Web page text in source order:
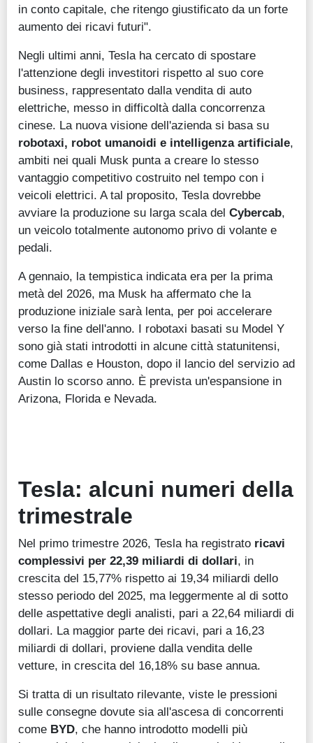
in conto capitale, che ritengo giustificato da un forte
aumento dei ricavi futuri".
Negli ultimi anni, Tesla ha cercato di spostare
l'attenzione degli investitori rispetto al suo core
business, rappresentato dalla vendita di auto
elettriche, messo in difficoltà dalla concorrenza
cinese. La nuova visione dell'azienda si basa su
robotaxi, robot umanoidi e intelligenza artificiale,
ambiti nei quali Musk punta a creare lo stesso
vantaggio competitivo costruito nel tempo con i
veicoli elettrici. A tal proposito, Tesla dovrebbe
avviare la produzione su larga scala del Cybercab,
un veicolo totalmente autonomo privo di volante e
pedali.
A gennaio, la tempistica indicata era per la prima
metà del 2026, ma Musk ha affermato che la
produzione iniziale sarà lenta, per poi accelerare
verso la fine dell'anno. I robotaxi basati su Model Y
sono già stati introdotti in alcune città statunitensi,
come Dallas e Houston, dopo il lancio del servizio ad
Austin lo scorso anno. È prevista un'espansione in
Arizona, Florida e Nevada.
Tesla: alcuni numeri della
trimestrale
Nel primo trimestre 2026, Tesla ha registrato ricavi
complessivi per 22,39 miliardi di dollari, in
crescita del 15,77% rispetto ai 19,34 miliardi dello
stesso periodo del 2025, ma leggermente al di sotto
delle aspettative degli analisti, pari a 22,64 miliardi di
dollari. La maggior parte dei ricavi, pari a 16,23
miliardi di dollari, proviene dalla vendita delle
vetture, in crescita del 16,18% su base annua.
Si tratta di un risultato rilevante, viste le pressioni
sulle consegne dovute sia all'ascesa di concorrenti
come BYD, che hanno introdotto modelli più